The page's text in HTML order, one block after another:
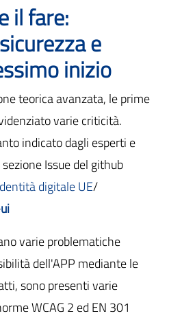
il fare:
e
inizio
teorica avanzata, le prime
varie criticità.
indicato dagli esperti e
Issue del github
digitale UE/
varie problematiche
dell'APP mediante le
sono presenti varie
WCAG 2 ed EN 301